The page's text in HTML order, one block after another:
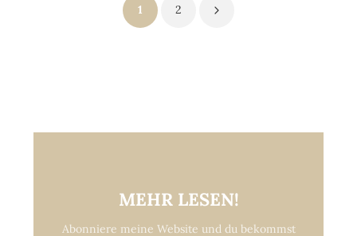
pagination
1 2
MEHR LESEN!
Abonniere meine Website und du bekommst